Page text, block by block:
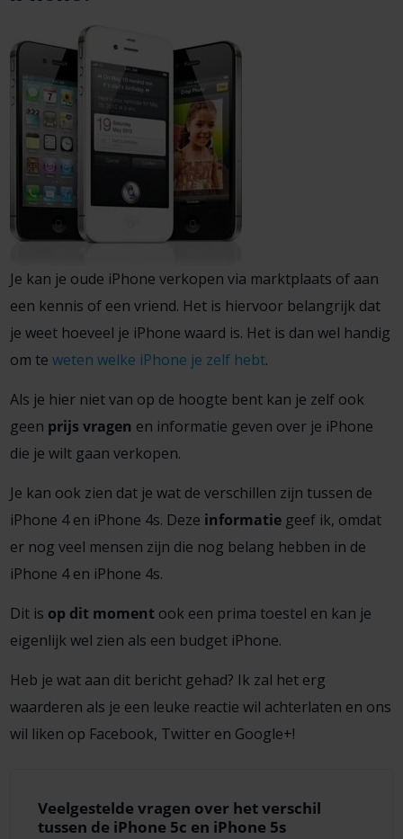
Je kan je oude iPhone verkopen via marktplaats of aan
een kennis of een vriend. Het is hiervoor belangrijk dat
je weet hoeveel je iPhone waard is. Het is dan wel handig
om te weten welke iPhone je zelf hebt.
Als je hier niet van op de hoogte bent kan je zelf ook
geen prijs vragen en informatie geven over je iPhone
die je wilt gaan verkopen.
Je kan ook zien dat je wat de verschillen zijn tussen de
iPhone 4 en iPhone 4s. Deze informatiegeef ik, omdat
er nog veel mensen zijn die nog belang hebben in de
iPhone 4 en iPhone 4s.
Dit is op dit momentook een prima toestel en kan je
eigenlijk wel zien als een budget iPhone.
Heb je wat aan dit bericht gehad? Ik zal het erg
waarderen als je een leuke reactie wil achterlaten en ons
wil liken op Facebook, Twitter en Google+!
Veelgestelde vragen over het verschil
tussen de iPhone 5c en iPhone 5s